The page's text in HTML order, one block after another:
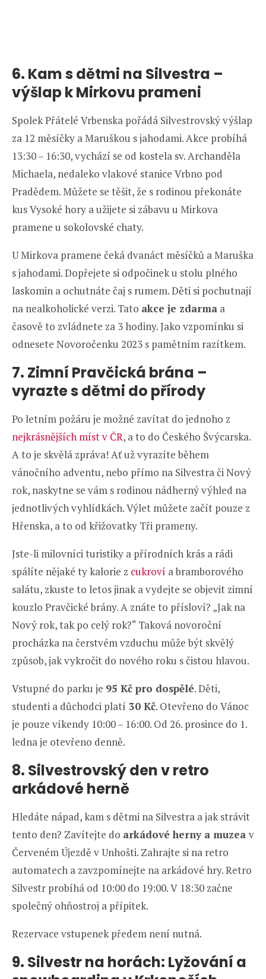
6. Kam s dětmi na Silvestra –
výšlap k Mirkovu prameni
Spolek Přátelé Vrbenska pořádá Silvestrovský výšlap
za 12 měsíčky a Maruškou s jahodami. Akce probíhá
13:30 – 16:30, vychází se od kostela sv. Archanděla
Michaela, nedaleko vlakové stanice Vrbno pod
Pradědem. Můžete se těšit, že s rodinou překonáte
kus Vysoké hory a užijete si zábavu u Mirkova
pramene u sokolovské chaty.
U Mirkova pramene čeká dvanáct měsíčků a Maruška
s jahodami. Dopřejete si odpočinek u stolu plného
laskomin a ochutnáte čaj s rumem. Děti si pochutnají
na nealkoholické verzi. Tato akce je zdarma a
časově to zvládnete za 3 hodiny. Jako vzpomínku si
odnesete Novoročenku 2023 s pamětním razítkem.
7. Zimní Pravčická brána –
vyrazte s dětmi do přírody
Po letním požáru je možné zavítat do jednoho z
nejkrásnějších míst v ČR, a to do Českého Švýcarska.
A to je skvělá zpráva! Ať už vyrazíte během
vánočního adventu, nebo přímo na Silvestra či Nový
rok, naskytne se vám s rodinou nádherný výhled na
jednotlivých vyhlídkách. Výlet můžete začít pouze z
Hřenska, a to od křižovatky Tři prameny.
Jste-li milovníci turistiky a přírodních krás a rádi
spálíte nějaké ty kalorie z cukroví a bramborového
salátu, zkuste to letos jinak a vydejte se objevit zimní
kouzlo Pravčické brány. A znáte to přísloví? „Jak na
Nový rok, tak po celý rok?“ Taková novoroční
procházka na čerstvém vzduchu může být skvělý
způsob, jak vykročit do nového roku s čistou hlavou.
Vstupné do parku je 95 Kč pro dospělé. Děti,
studenti a důchodci platí 30 Kč. Otevřeno do Vánoc
je pouze víkendy 10:00 – 16:00. Od 26. prosince do 1.
ledna je otevřeno denně.
8. Silvestrovský den v retro
arkádové herně
Hledáte nápad, kam s dětmi na Silvestra a jak strávit
tento den? Zavítejte do arkádové herny a muzea v
Červeném Újezdě v Unhošti. Zahrajte si na retro
automatech a zavzpomínejte na arkádové hry. Retro
Silvestr probíhá od 10:00 do 19:00. V 18:30 začne
společný ohňostroj a přípitek.
Rezervace vstupenek předem není nutná.
9. Silvestr na horách: Lyžování a